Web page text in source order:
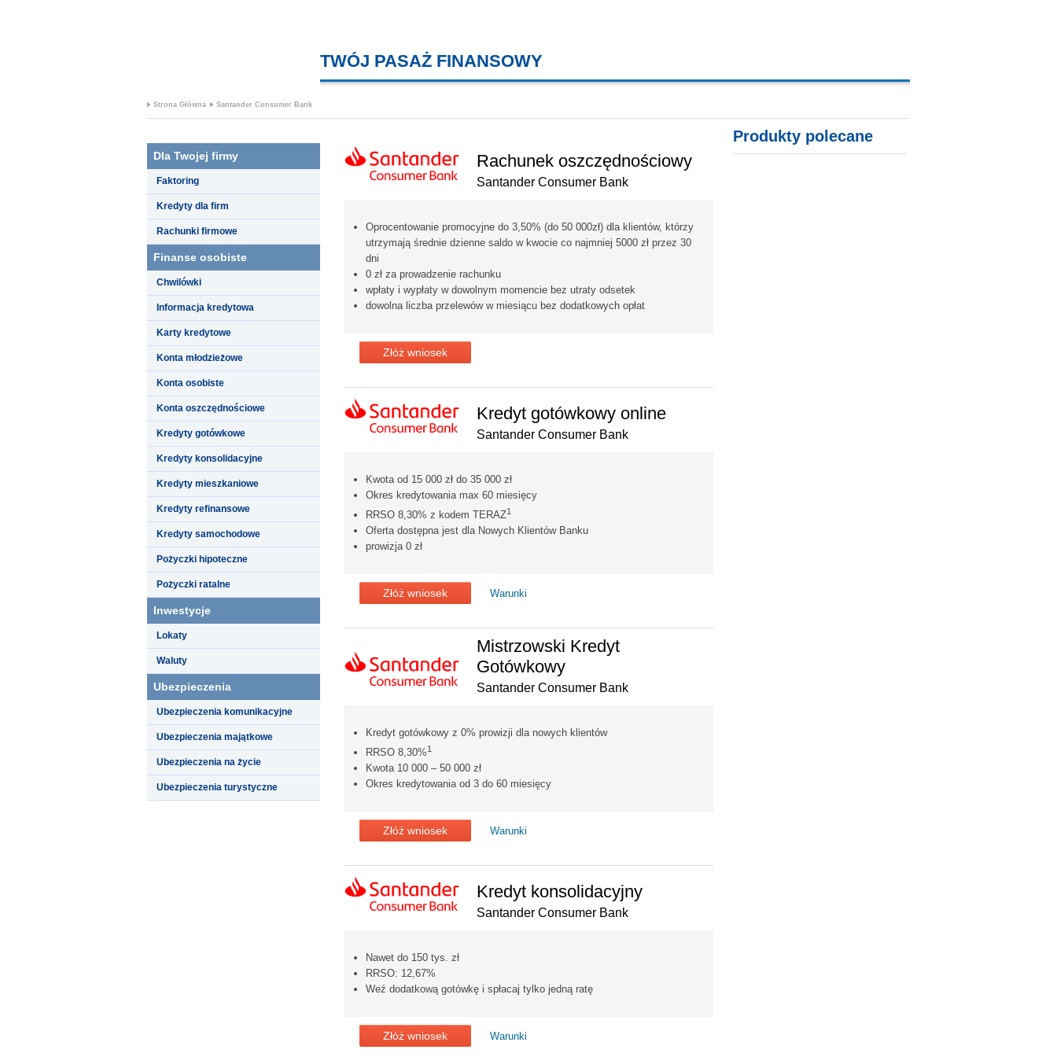
TWÓJ PASAŻ FINANSOWY
Strona Główna Santander Consumer Bank
Dla Twojej firmy
Faktoring
Kredyty dla firm
Rachunki firmowe
Finanse osobiste
Chwilówki
Informacja kredytowa
Karty kredytowe
Konta młodzieżowe
Konta osobiste
Konta oszczędnościowe
Kredyty gotówkowe
Kredyty konsolidacyjne
Kredyty mieszkaniowe
Kredyty refinansowe
Kredyty samochodowe
Pożyczki hipoteczne
Pożyczki ratalne
Inwestycje
Lokaty
Waluty
Ubezpieczenia
Ubezpieczenia komunikacyjne
Ubezpieczenia majątkowe
Ubezpieczenia na życie
Ubezpieczenia turystyczne
Rachunek oszczędnościowy
Santander Consumer Bank
Oprocentowanie promocyjne do 3,50% (do 50 000zł) dla klientów, którzy
utrzymają średnie dzienne saldo w kwocie co najmniej 5000 zł przez 30
dni
0 zł za prowadzenie rachunku
wpłaty i wypłaty w dowolnym momencie bez utraty odsetek
dowolna liczba przelewów w miesiącu bez dodatkowych opłat
Złóż wniosek
Kredyt gotówkowy online
Santander Consumer Bank
Kwota od 15 000 zł do 35 000 zł
Okres kredytowania max 60 miesięcy
RRSO 8,30% z kodem TERAZ1
Oferta dostępna jest dla Nowych Klientów Banku
prowizja 0 zł
Złóż wniosek Warunki
Mistrzowski Kredyt
Gotówkowy
Santander Consumer Bank
Kredyt gotówkowy z 0% prowizji dla nowych klientów
RRSO 8,30%1
Kwota 10 000 – 50 000 zł
Okres kredytowania od 3 do 60 miesięcy
Złóż wniosek Warunki
Kredyt konsolidacyjny
Santander Consumer Bank
Nawet do 150 tys. zł
RRSO: 12,67%
Weź dodatkową gotówkę i spłacaj tylko jedną ratę
Złóż wniosek Warunki
Produkty polecane